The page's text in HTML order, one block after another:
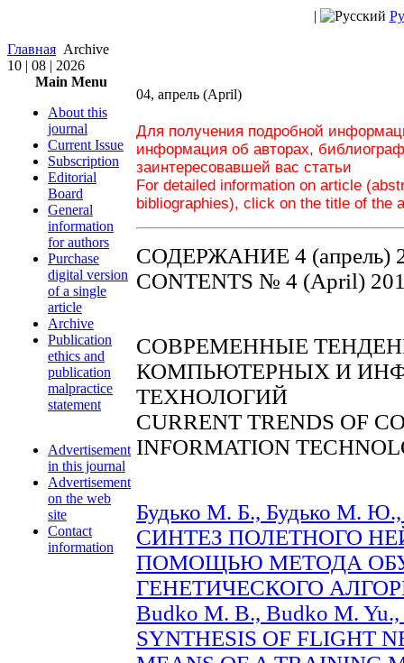
|
Главная Archive
10 | 08 | 2026
Main Menu
About this
journal
Current Issue
Subscription
Editorial
Board
General
information
for authors
Purchase
digital version
of a single
article
Archive
Publication
ethics and
publication
malpractice
statement
Advertisement
in this journal
Advertisement
on the web
site
Contact
information
04, апрель (April)
Для получения подробной
информация об авторах,
заинтересовавшей вас статьи
For detailed information on article
bibliographies), click on the title of the
СОДЕРЖАНИЕ 4 (апрель)
CONTENTS № 4 (April)
СОВРЕМЕННЫЕ
КОМПЬЮТЕРНЫХ И
ТЕХНОЛОГИЙ
CURRENT TRENDS OF
INFORMATION
Будько М. Б., Будько М.
СИНТЕЗ ПОЛЕТНОГО
ПОМОЩЬЮ МЕТОДА
ГЕНЕТИЧЕСКОГО
Budko M. B., Budko M.
SYNTHESIS OF FLIGHT